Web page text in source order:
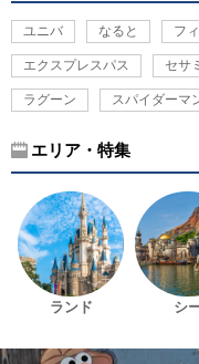
ユニバ なると フ
エクスプレスパス セサ
ラグーン スパイダーマ
エリア・特集
ランド シ